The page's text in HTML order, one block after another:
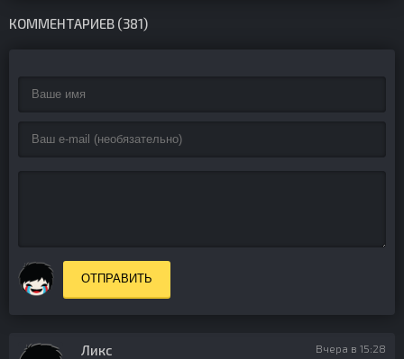
КОММЕНТАРИЕВ (381)
ОТПРАВИТЬ
Ликс Вчера в 15:28